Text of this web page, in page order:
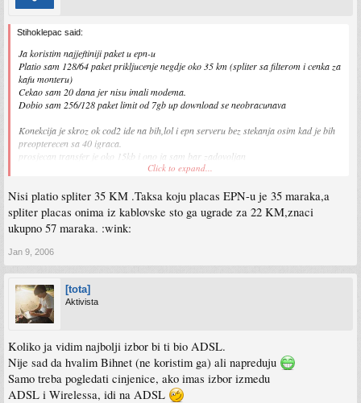
Stihoklepac said:
Ja koristim najjeftiniji paket u epn-u
Platio sam 128/64 paket prikljucenje negdje oko 35 km (spliter sa filterom i cenka za
kafu monteru)
Cekao sam 20 dana jer nisu imali modema.
Dobio sam 256/128 paket limit od 7gb up download se neobracunava
Konekcija je skroz ok cod2 ide na bih,lol i epn serveru bez stekanja osim kad je bih
preopterecen sa 40 igraca.
prosjecan transfer je oko 15kb i ono ja sam bar zadovoljan
Click to expand...
Nisi platio spliter 35 KM .Taksa koju placas EPN-u je 35 maraka,a
spliter placas onima iz kablovske sto ga ugrade za 22 KM,znaci
ukupno 57 maraka. :wink:
Jan 9, 2006
[tota]
Aktivista
Koliko ja vidim najbolji izbor bi ti bio ADSL.
Nije sad da hvalim Bihnet (ne koristim ga) ali napreduju
Samo treba pogledati cinjenice, ako imas izbor izmedu
ADSL i Wirelessa, idi na ADSL